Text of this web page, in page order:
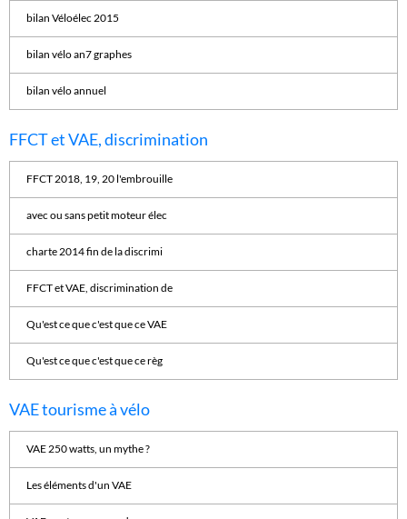
bilan Véloélec 2015
bilan vélo an7 graphes
bilan vélo annuel
FFCT et VAE, discrimination
FFCT 2018, 19, 20 l'embrouille
avec ou sans petit moteur élec
charte 2014 fin de la discrimi
FFCT et VAE, discrimination de
Qu'est ce que c'est que ce VAE
Qu'est ce que c'est que ce règ
VAE tourisme à vélo
VAE 250 watts, un mythe ?
Les éléments d'un VAE